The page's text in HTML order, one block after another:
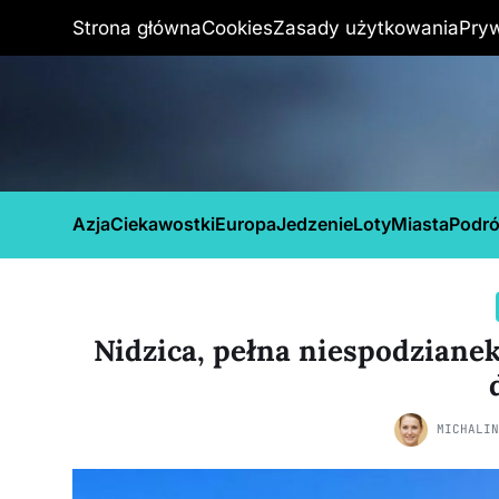
Strona głównaCookiesZasady użytkowania
AzjaCiekawostkiEuropaJedzenieLotyMiasta
Nidzica, pełna